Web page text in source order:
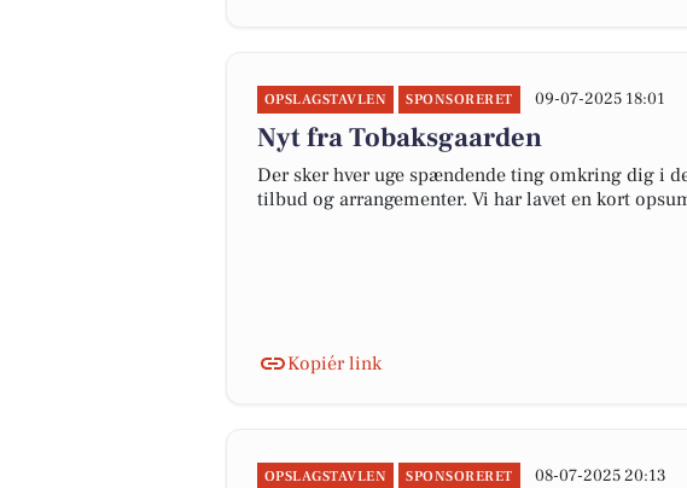
OPSLAGSTAVLEN SPONSORERET 09-07-2025 18:01
Nyt fra Tobaksgaarden
Der sker hver uge spændende ting omkring dig i
tilbud og arrangementer. Vi har lavet en kort
Kopiér link
OPSLAGSTAVLEN SPONSORERET 08-07-2025 20:13